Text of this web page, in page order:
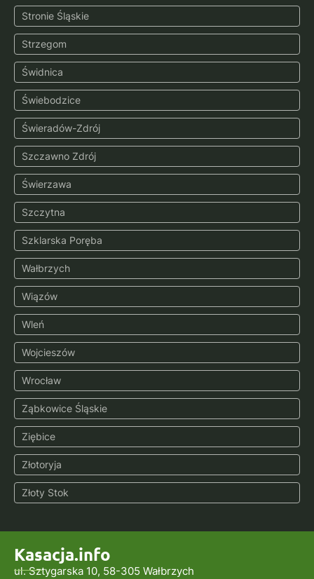
Stronie Śląskie
Strzegom
Świdnica
Świebodzice
Świeradów-Zdrój
Szczawno Zdrój
Świerzawa
Szczytna
Szklarska Poręba
Wałbrzych
Wiązów
Wleń
Wojcieszów
Wrocław
Ząbkowice Śląskie
Ziębice
Złotoryja
Złoty Stok
Kasacja.info
ul. Sztygarska 10, 58-305 Wałbrzych